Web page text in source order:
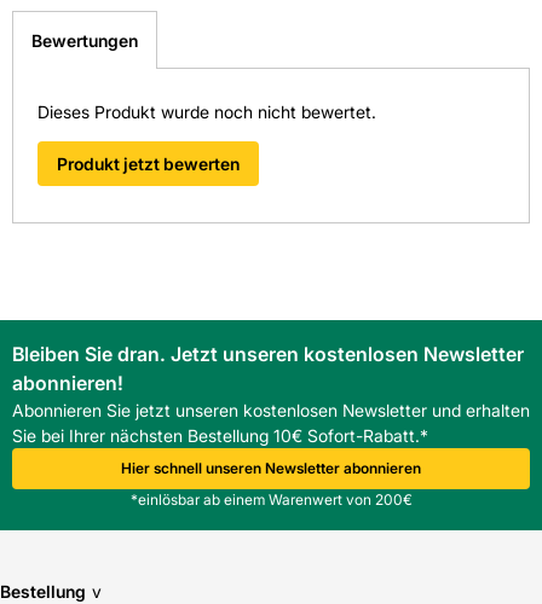
Hersteller-Art.-Nr.: 06.178
EAN: 4011333061787
weitergeleitet zu werden. Wir werden Ihre Anfrage
schnellstmöglich bearbeiten.
Bewertungen
Dieses Produkt wurde noch nicht bewertet.
Produkt jetzt bewerten
Bleiben Sie dran. Jetzt unseren kostenlosen Newsletter
abonnieren!
Abonnieren Sie jetzt unseren kostenlosen Newsletter und erhalten
Sie bei Ihrer nächsten Bestellung 10€ Sofort-Rabatt.*
Hier schnell unseren Newsletter abonnieren
*einlösbar ab einem Warenwert von 200€
Bestellung v